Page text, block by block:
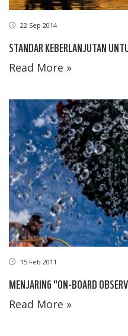
22 Sep 2014
STANDAR KEBERLANJUTAN
Read More »
15 Feb 2011
MENJARING "ON-BOARD
Read More »